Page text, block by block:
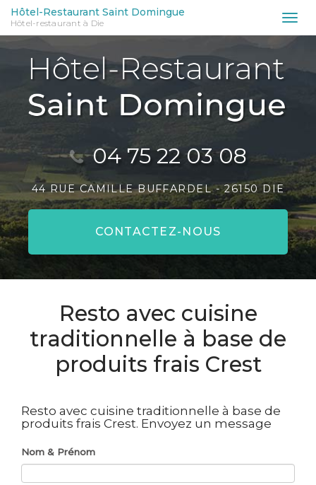
Aller
au
contenu
principal
Hôtel-Restaurant Saint Domingue
Hôtel-restaurant à Die
04 75 22 03 08
44 RUE CAMILLE BUFFARDEL -26150 DIE
CONTACTEZ- NOUS
Resto avec cuisine
traditionnelle à base de
produits frais Crest
Resto avec cuisine traditionnelle à base de
produits frais Crest. Envoyez un message
Nom & Prénom